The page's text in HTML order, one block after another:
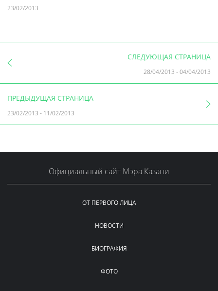
23/02/2013
СЛЕДУЮЩАЯ СТРАНИЦА
28/04/2013 -04/04/2013
ПРЕДЫДУЩАЯ СТРАНИЦА
23/02/2013 - 11/02/2013
Официальный сайт Мэра Казани
ОТ ПЕРВОГО ЛИЦА
НОВОСТИ
БИОГРАФИЯ
ФОТО